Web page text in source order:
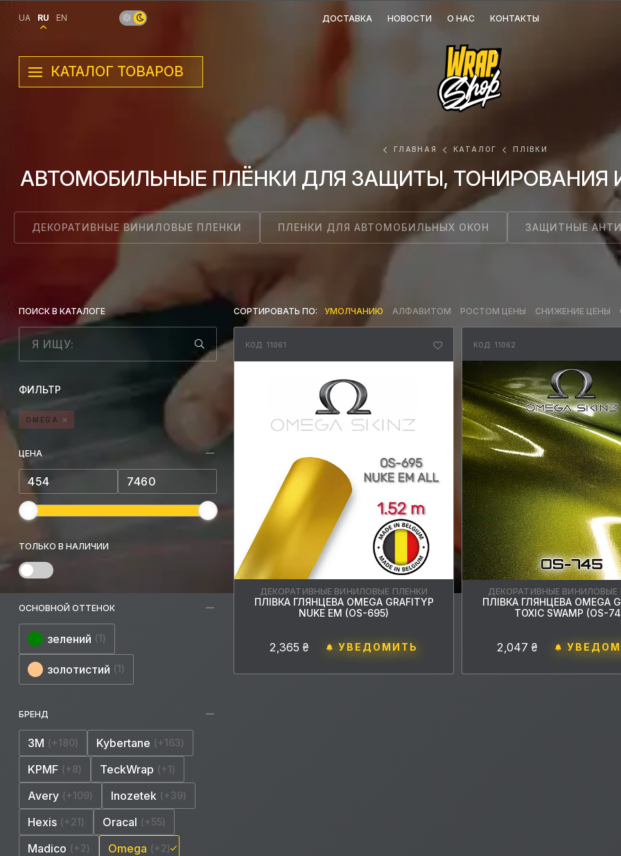
UA RU EN ДОСТАВКА НОВОСТИ О НАС КОНТАКТЫ
КАТАЛОГ ТОВАРОВ
ГЛАВНАЯ КАТАЛОГ ПЛІВКИ
АВТОМОБИЛЬНЫЕ ПЛЁНКИ ДЛЯ ЗАЩИТЫ, ТОНИРОВАНИЯ И
ДЕКОРАТИВНЫЕ ВИНИЛОВЫЕ ПЛЕНКИ ПЛЕНКИ ДЛЯ АВТОМОБИЛЬНЫХ ОКОН ЗАЩИТНЫЕ
ПОИСК В КАТАЛОГЕ
ФИЛЬТР
OMEGA
ЦЕНА
ТОЛЬКО В НАЛИЧИИ
ОСНОВНОЙ ОТТЕНОК
зелений 1
золотистий 1
БРЕНД
3M +180 Kybertane +163
KPMF +8 TeckWrap +1
Avery +109 Inozetek +39
Hexis +21 Oracal +55
Madico +2 Omega +2
СОРТИРОВАТЬ ПО: УМОЛЧАНИЮ АЛФАВИТОМ РОСТОМ ЦЕНЫ СНИЖЕНИЕ ЦЕНЫ
КОД: 11061
ДЕКОРАТИВНЫЕ ВИНИЛОВЫЕ ПЛЕНКИ
ПЛІВКА ГЛЯНЦЕВА OMEGA GRAFITYP
NUKE EM (OS-695)
2,365 ₴ УВЕДОМИТЬ
КОД: 11062
ДЕКОРАТИВНЫЕ ВИНИЛОВЫЕ
ПЛІВКА ГЛЯНЦЕВА OMEGA
TOXIC SWAMP (OS-
2,047 ₴